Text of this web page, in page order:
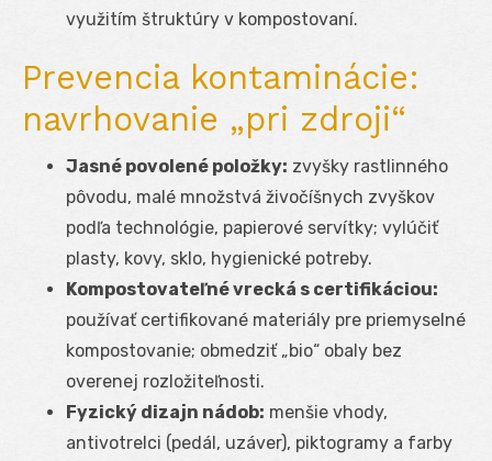
využitím štruktúry v kompostovaní.
Prevencia kontaminácie:
navrhovanie „pri zdroji“
Jasné povolené položky: zvyšky rastlinného
pôvodu, malé množstvá živočíšnych zvyškov
podľa technológie, papierové servítky; vylúčiť
plasty, kovy, sklo, hygienické potreby.
Kompostovateľné vrecká s certifikáciou:
používať certifikované materiály pre priemyselné
kompostovanie; obmedziť „bio“ obaly bez
overenej rozložiteľnosti.
Fyzický dizajn nádob: menšie vhody,
antivotrelci (pedál, uzáver), piktogramy a farby